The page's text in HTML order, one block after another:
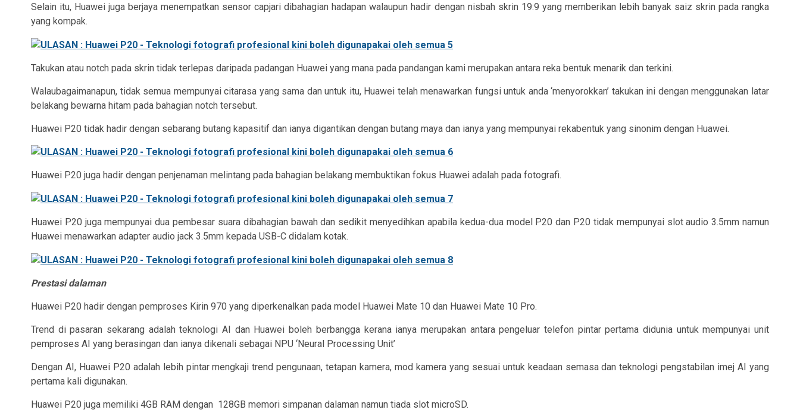
Selain itu, Huawei juga berjaya menempatkan sensor capjari dibahagian hadapan walaupun hadir dengan nisbah skrin 19:9 yang memberikan lebih banyak saiz skrin pada rangka
yang kompak.
Takukan atau notch pada skrin tidak terlepas daripada padangan Huawei yang mana pada pandangan kami merupakan antara reka bentuk menarik dan terkini.
Walaubagaimanapun, tidak semua mempunyai citarasa yang sama dan untuk itu, Huawei telah menawarkan fungsi untuk anda ‘menyorokkan’ takukan ini dengan menggunakan latar
belakang bewarna hitam pada bahagian notch tersebut.
Huawei P20 tidak hadir dengan sebarang butang kapasitif dan ianya digantikan dengan butang maya dan ianya yang mempunyai rekabentuk yang sinonim dengan Huawei.
Huawei P20 juga hadir dengan penjenaman melintang pada bahagian belakang membuktikan fokus Huawei adalah pada fotografi.
Huawei P20 juga mempunyai dua pembesar suara dibahagian bawah dan sedikit menyedihkan apabila kedua-dua model P20 dan P20 tidak mempunyai slot audio 3.5mm namun
Huawei menawarkan adapter audio jack 3.5mm kepada USB-C didalam kotak.
Prestasi dalaman
Huawei P20 hadir dengan pemproses Kirin 970 yang diperkenalkan pada model Huawei Mate 10 dan Huawei Mate 10 Pro.
Trend di pasaran sekarang adalah teknologi AI dan Huawei boleh berbangga kerana ianya merupakan antara pengeluar telefon pintar pertama didunia untuk mempunyai unit
pemproses AI yang berasingan dan ianya dikenali sebagai NPU ‘Neural Processing Unit’
Dengan AI, Huawei P20 adalah lebih pintar mengkaji trend pengunaan, tetapan kamera, mod kamera yang sesuai untuk keadaan semasa dan teknologi pengstabilan imej AI yang
pertama kali digunakan.
Huawei P20 juga memiliki 4GB RAM dengan 128GB memori simpanan dalaman namun tiada slot microSD.